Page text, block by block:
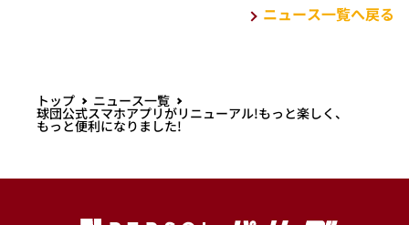
ニュース一覧へ戻る
トップ ニュース一覧
球団公式スマホアプリがリニューアル!もっと楽しく、
もっと便利になりました!